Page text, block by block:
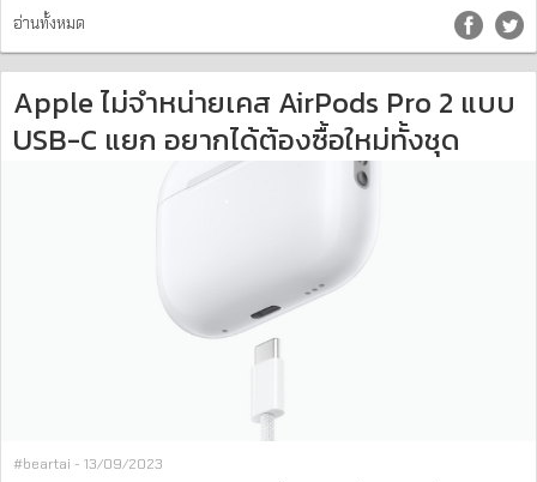
อ่านทั้งหมด
Apple ไม่จำหน่ายเคส AirPods Pro 2 แบบ
USB-C แยก อยากได้ต้องซื้อใหม่ทั้งชุด
#beartai - 13/09/2023